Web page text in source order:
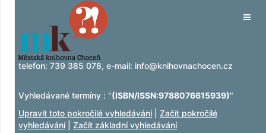
Zobrazuji výsledky1 - 1z
Přeskočit na obsah
telefon: 739 385 078, e-mail: info@knihovnachocen.cz
Vyhledávané termíny : "(ISBN/ISSN:9788076615939)"
Upravit toto pokročilé vyhledávání| Začít pokročilé
vyhledávání| Začít základní vyhledávání